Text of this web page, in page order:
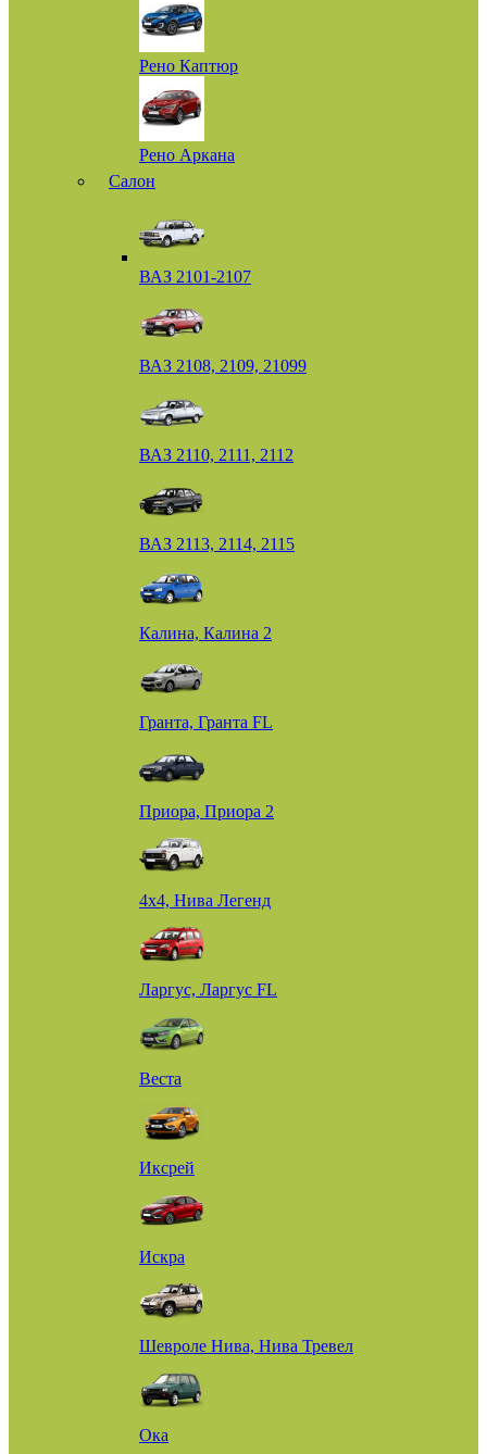
Рено Каптюр
Рено Аркана
Салон
ВАЗ 2101-2107
ВАЗ 2108, 2109, 21099
ВАЗ 2110, 2111, 2112
ВАЗ 2113, 2114, 2115
Калина, Калина 2
Гранта, Гранта FL
Приора, Приора 2
4х4, Нива Легенд
Ларгус, Ларгус FL
Веста
Иксрей
Искра
Шевроле Нива, Нива Тревел
Ока